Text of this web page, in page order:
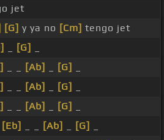
jet
[G] y ya no [Cm] tengo jet
[G]
[Ab] [G]
[Ab] [G]
[Ab] [G]
[Eb] [Ab] [G]